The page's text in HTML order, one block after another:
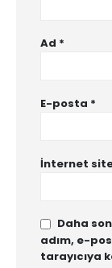
Ad *
E-posta *
İnternet
Daha
adım, e-
tarayıcıya